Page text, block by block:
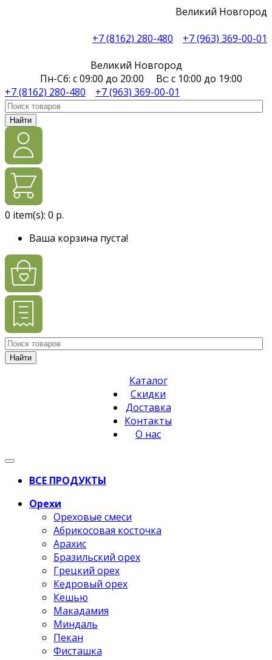
Великий Новгород
+7 (8162) 280-480
+7 (963) 369-00-01
Великий Новгород
Пн-Сб: с 09:00 до 20:00 Вс: с 10:00 до 19:00
+7 (8162) 280-480
+7 (963) 369-00-01
Найти
0 item(s): 0 р.
Ваша корзина пуста!
Найти
Каталог
Скидки
Доставка
Контакты
О нас
ВСЕ ПРОДУКТЫ
Орехи
Ореховые смеси
Абрикосовая косточка
Арахис
Бразильский орех
Грецкий орех
Кедровый орех
Кешью
Макадамия
Миндаль
Пекан
Фисташка